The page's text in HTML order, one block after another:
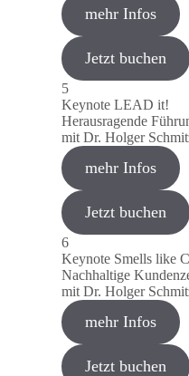
mehr Infos
Jetzt buchen
5
Keynote LEAD it!
Herausragende
mit Dr. Holger
mehr Infos
Jetzt buchen
6
Keynote Smells like
Nachhaltige
mit Dr. Holger
mehr Infos
Jetzt buchen